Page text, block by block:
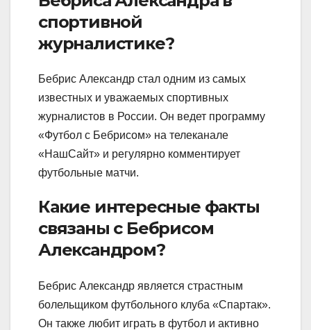
спортивной
журналистике?
Бебрис Александр стал одним из самых
известных и уважаемых спортивных
журналистов в России. Он ведет программу
«Футбол с Бебрисом» на телеканале
«НашСайт» и регулярно комментирует
футбольные матчи.
Какие интересные факты
связаны с Бебрисом
Александром?
Бебрис Александр является страстным
болельщиком футбольного клуба «Спартак».
Он также любит играть в футбол и активно